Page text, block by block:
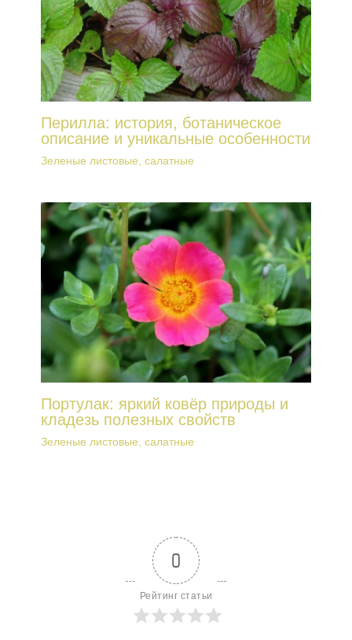
Перилла: история, ботаническое
описание и уникальные особенности
Зеленые листовые, салатные
Портулак: яркий ковёр природы и
кладезь полезных свойств
Зеленые листовые, салатные
0
Рейтинг статьи